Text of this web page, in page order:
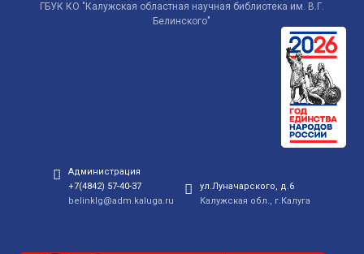
ГБУК КО "Калужская областная научная библиотека им. В.Г.
Белинского"
Администрация
+7(4842) 57-40-37
belinklg@adm.kaluga.ru
ул.Луначарского, д.6
Калужская обл., г.Калуга